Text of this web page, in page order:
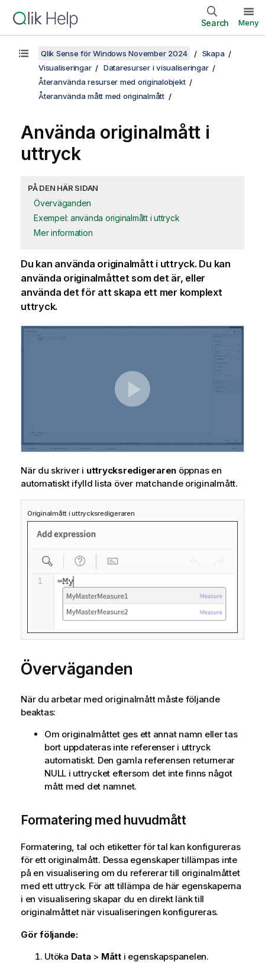
Search Meny
Qlik Sense för Windows November 2024
Skapa
Visualiseringar
Dataresurser i visualiseringar
Återanvända resurser med originalobjekt
Återanvända mått med originalmått
Använda originalmått i
uttryck
PÅ DEN HÄR SIDAN
Överväganden
Exempel: använda originalmått i uttryck
Mer information
Du kan använda originalmått i uttryck. Du kan
använda originalmåttet som det är, eller
använda det för att skapa ett mer komplext
uttryck.
När du skriver i uttrycksredigeraren öppnas en
automatiskt ifylld lista över matchande originalmått.
Originalmått i uttrycksredigeraren
Överväganden
När du arbetar med originalmått måste följande
beaktas:
Om originalmåttet ges ett annat namn eller tas
bort uppdateras inte referenser i uttryck
automatiskt. Den gamla referensen returnerar
NULL i uttrycket eftersom det inte finns något
mått med det namnet.
Formatering med huvudmått
Formatering, tal och etiketter för tal kan konfigureras
för ett originalmått. Dessa egenskaper tillämpas inte
på en visualisering om du refererar till originalmåttet
med ett uttryck. För att tillämpa de här egenskaperna
i en visualisering skapar du en direkt länk till
originalmåttet när visualiseringen konfigureras.
Gör följande:
Utöka Data> Måtti egenskapspanelen.